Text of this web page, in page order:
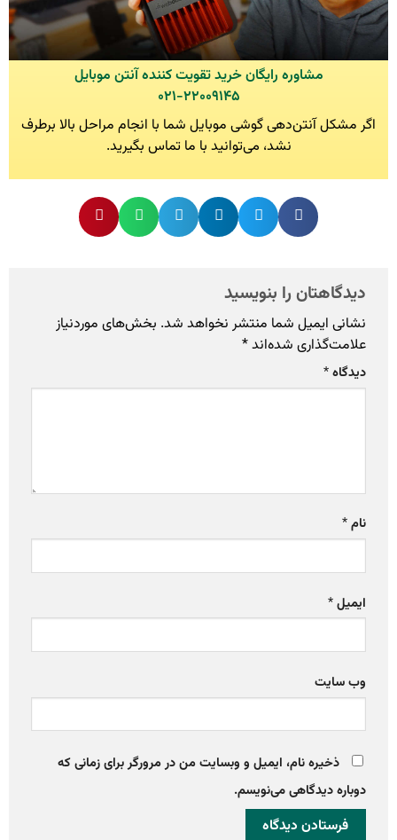
مشاوره رایگان خرید تقویت کننده آنتن موبایل
۰۲۱-۲۲۰۰۹۱۴۵
اگر مشکل آنتن‌دهی گوشی موبایل شما با انجام مراحل بالا برطرف
نشد، می‌توانید با ما تماس بگیرید.
دیدگاهتان را بنویسید
نشانی ایمیل شما منتشر نخواهد شد. بخش‌های موردنیاز
علامت‌گذاری شده‌اند*
دیدگاه*
نام*
ایمیل*
وب‌ سایت
ذخیره نام، ایمیل و وبسایت من در مرورگر برای زمانی که
دوباره دیدگاهی می‌نویسم.